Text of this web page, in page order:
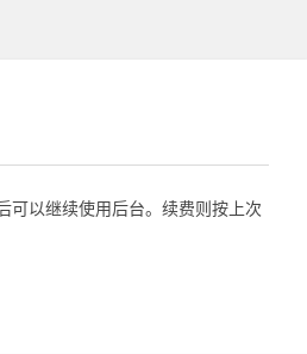
可以继续使用后台。续费则按上次